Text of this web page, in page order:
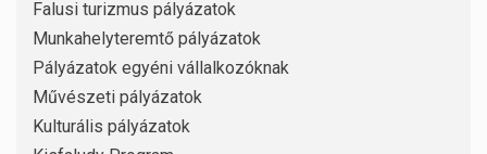
Falusi turizmus pályázatok
Munkahelyteremtő pályázatok
Pályázatok egyéni vállalkozóknak
Művészeti pályázatok
Kulturális pályázatok